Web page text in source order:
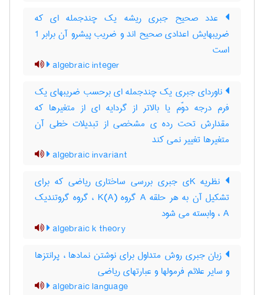
عدد صحیح جبری ریشه یک چندجمله ای که
ضریبهایش اعدادی صحیح اند و ضریب پیشرو آن برابر 1
است
algebraic integer
ناوردای جبری یک چندجمله ای برحسب ضریبهای یک
فرم درجه دوّم یا بالاتر از گردایه ای از متغیرها که
مقدارش تحت رده ی مشخصی از تبدیلات خطی آن
متغیرها تغییر نمی کند
algebraic invariant
نظریه Kی جبری بررسی ساختاری ریاضی که برای
تشکیل آن به هر حلقه A گروه K(A) ، گروه گروتندیک
A ، وابسته می شود
algebraic k theory
زبان جبری روش متداول برای نوشتن نمادها ، پرانتزها
و سایر علائم فرمولها و عبارتهای ریاضی
algebraic language